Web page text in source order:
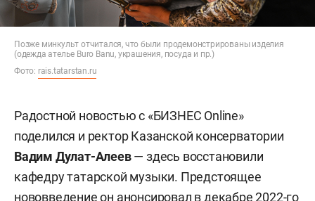
Позже минкульт отчитался, что были продемонстрированы изделия
(одежда ателье Buro Banu, украшения, посуда и пр.)
Фото: rais.tatarstan.ru
Радостной новостью с «БИЗНЕС Online»
поделился и ректор Казанской консерватории
Вадим Дулат-Алеев— здесь восстановили
кафедру татарской музыки. Предстоящее
нововведение он анонсировал в декабре 2022-го